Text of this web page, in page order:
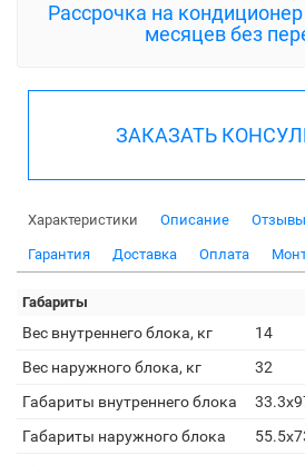
Рассрочка на
месяцев без
ЗАКАЗАТЬ
Характеристики Описание Отзывы
Гарантия Доставка Оплата
Габариты
Вес внутреннего блока, кг
14
Вес наружного блока, кг
32
Габариты внутреннего блока
Габариты наружного блока